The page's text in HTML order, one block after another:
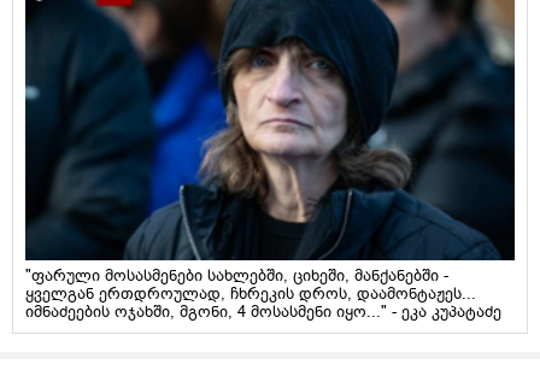
"ფარული მოსასმენები სახლებში, ციხეში, მანქანებში -
ყველგან ერთდროულად, ჩხრეკის დროს, დაამონტაჟეს...
იმნაძეების ოჯახში, მგონი, 4 მოსასმენი იყო..." - ეკა კუპატაძე